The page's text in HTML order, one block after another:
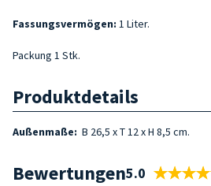
Fassungsvermögen: 1 Liter.
Packung 1 Stk.
Produktdetails
Außenmaße: B 26,5 x T 12 x H 8,5 cm.
Bewertungen5.0